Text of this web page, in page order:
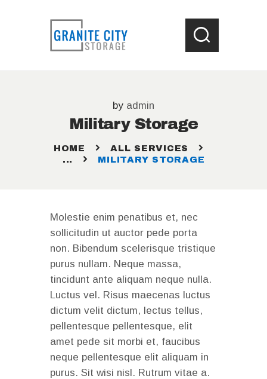
by admin
Military Storage
HOME
ALL SERVICES
...
MILITARY STORAGE
LOCATIONS
WHAT SIZE UNIT ?
STORAGE HELP
CONTACT US
Molestie enim penatibus et, nec
sollicitudin ut auctor pede porta
non. Bibendum scelerisque tristique
purus nullam. Neque massa,
tincidunt ante aliquam neque nulla.
Luctus vel. Risus maecenas luctus
dictum velit dictum, lectus tellus,
pellentesque pellentesque, elit
amet pede sit morbi et, faucibus
neque pellentesque elit aliquam in
purus. Sit wisi nisl. Rutrum vitae a.